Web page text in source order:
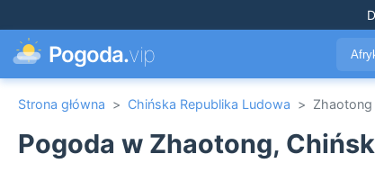
Pogoda.vip
Strona główna > Chińska Republika Ludowa > Zhaotong
Pogoda w Zhaotong,